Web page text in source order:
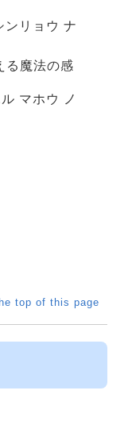
ンリョウ ナ
る魔法の感
マホウ ノ
top of this page